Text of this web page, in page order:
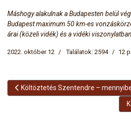
Máshogy alakulnak a Budapesten belül
Budapest maximum 50 km-es
árai (közeli vidék) és a vidéki
2022. október 12 Találatok: 2594 12
Előző cikk: Költöztetés Szentendre –
Költöztetés Szentendre –